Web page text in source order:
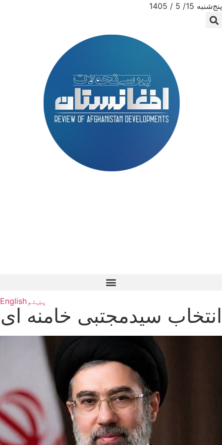
پنج‌شنبه 15/ 5 / 1405
پښتوEnglish
انتخاب سیدمجتبی خامنه ای